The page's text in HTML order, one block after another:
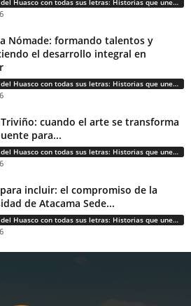
Provincia del Huasco con todas sus letras: Historias que unen cultura, diversidad e identidad
Nómade: formando talentos y
el desarrollo integral en
Provincia del Huasco con todas sus letras: Historias que unen cultura, diversidad e identidad
cuando el arte se transforma
para...
Provincia del Huasco con todas sus letras: Historias que unen cultura, diversidad e identidad
incluir: el compromiso de la
de Atacama Sede...
Provincia del Huasco con todas sus letras: Historias que unen cultura, diversidad e identidad